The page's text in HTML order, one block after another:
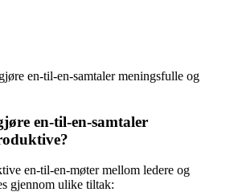
en-til-en-samtaler meningsfulle og
en-til-en-samtaler
en-til-en-møter mellom ledere og
gjennom ulike tiltak: